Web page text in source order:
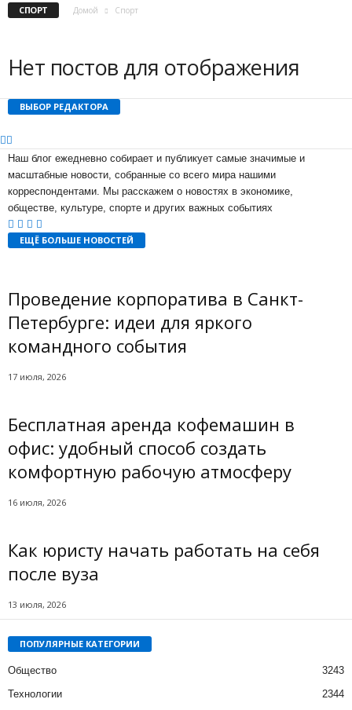
СПОРТ Домой Спорт
Нет постов для отображения
ВЫБОР РЕДАКТОРА
Наш блог ежедневно собирает и публикует самые значимые и
масштабные новости, собранные со всего мира нашими
корреспондентами. Мы расскажем о новостях в экономике,
обществе, культуре, спорте и других важных событиях
ЕЩЁ БОЛЬШЕ НОВОСТЕЙ
Проведение корпоратива в Санкт-
Петербурге: идеи для яркого
командного события
17 июля, 2026
Бесплатная аренда кофемашин в
офис: удобный способ создать
комфортную рабочую атмосферу
16 июля, 2026
Как юристу начать работать на себя
после вуза
13 июля, 2026
ПОПУЛЯРНЫЕ КАТЕГОРИИ
Общество
3243
Технологии
2344